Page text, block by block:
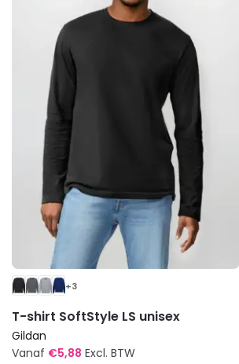
+3
T-shirt SoftStyle LS unisex
Gildan
Vanaf €5,88 Excl. BTW